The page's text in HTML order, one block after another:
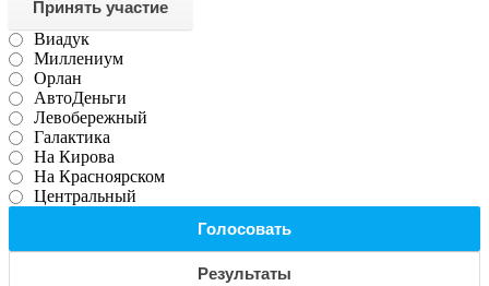
Принять участие
Виадук
Миллениум
Орлан
АвтоДеньги
Левобережный
Галактика
На Кирова
На Красноярском
Центральный
Голосовать
Результаты